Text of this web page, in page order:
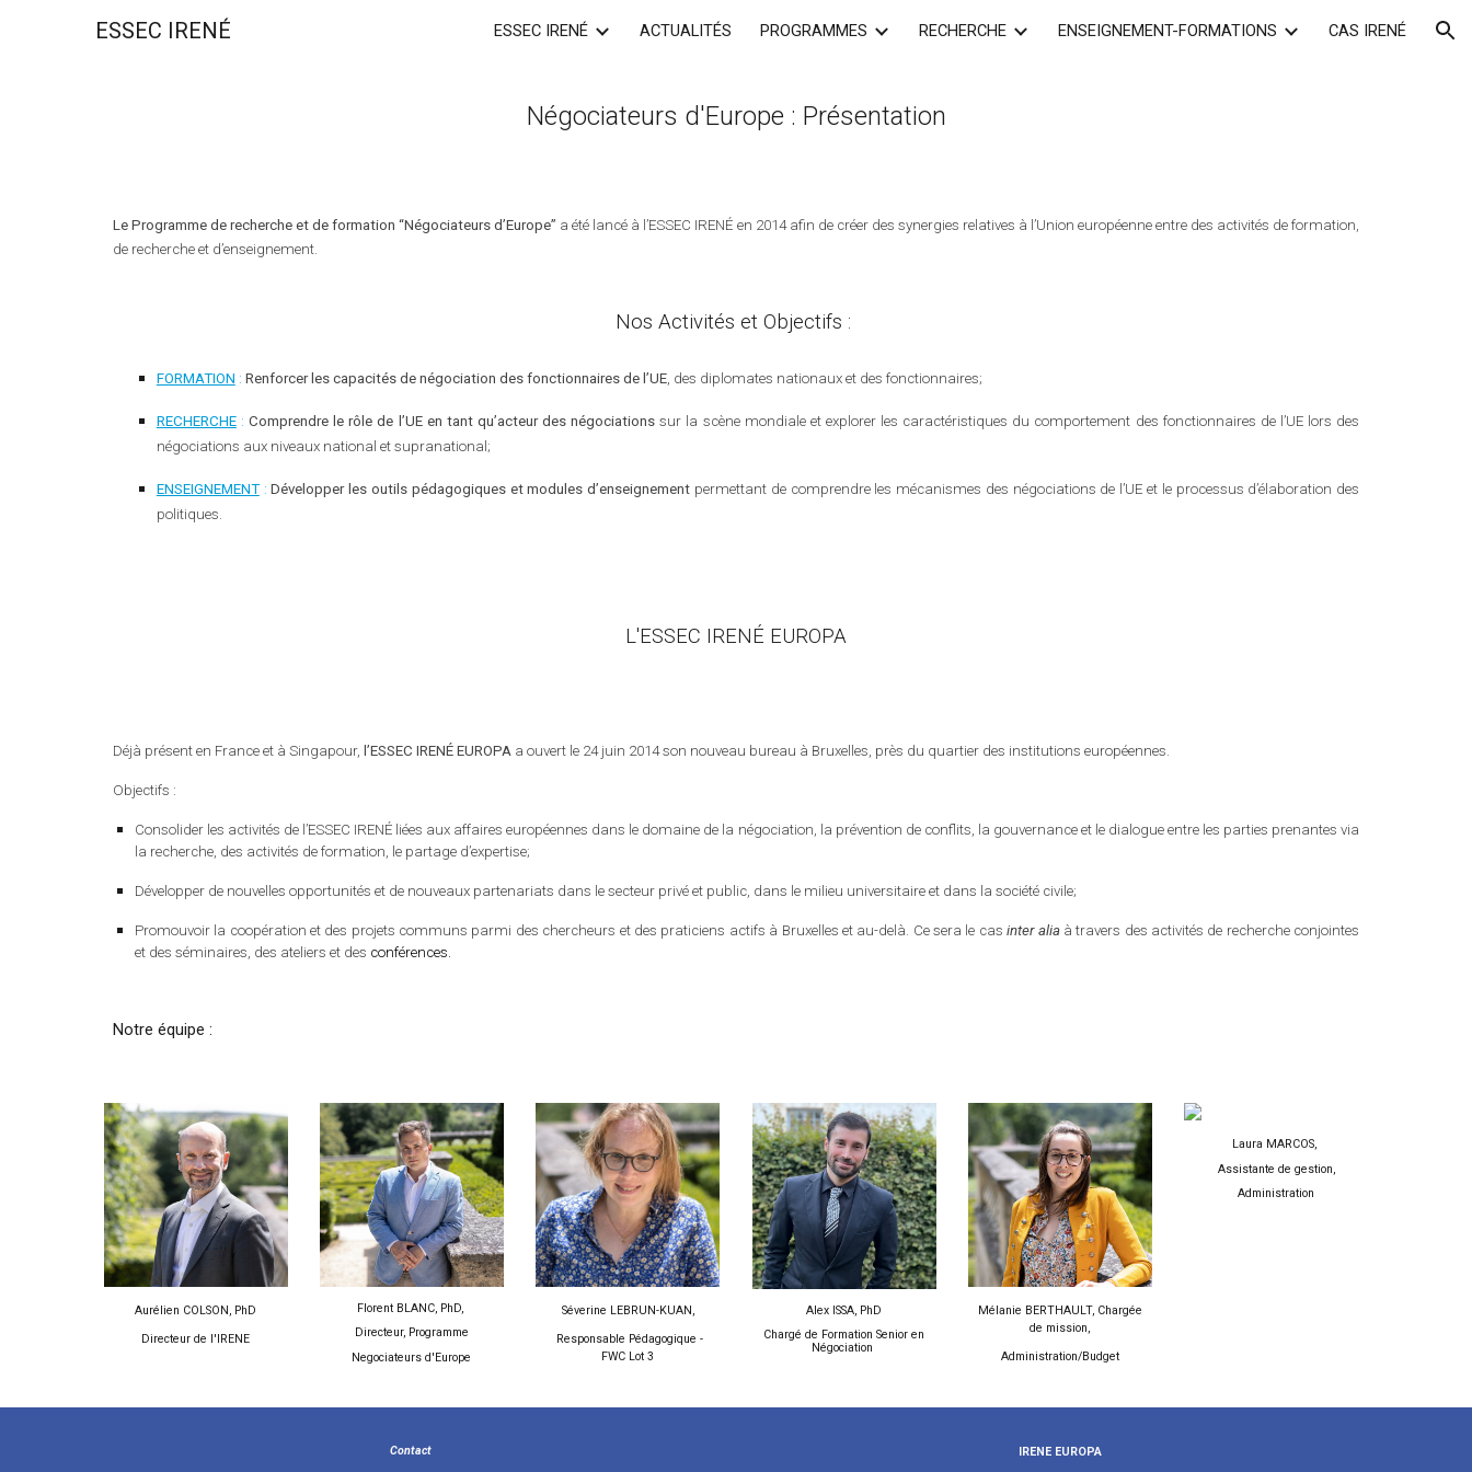
Skip to main content Skip to navigation
ESSEC IRENÉ ESSEC IRENÉ ACTUALITÉS PROGRAMMES RECHERCHE ENSEIGNEMENT-FORMATIONS CAS IRENÉ
Négociateurs d'Europe : Présentation
Le Programme de recherche et de formation “Négociateurs d’Europe” a été lancé à l’ESSEC IRENÉ en 2014 afin de créer des synergies relatives à l’Union européenne entre des activités de formation,
de recherche et d’enseignement.
Nos Activités et Objectifs :
FORMATION : Renforcer les capacités de négociation des fonctionnaires de l’UE, des diplomates nationaux et des fonctionnaires;
RECHERCHE: Comprendre le rôle de l’UE en tant qu’acteur des négociations sur la scène mondiale et explorer les caractéristiques du comportement des fonctionnaires de l’UE lors des
négociations aux niveaux national et supranational;
ENSEIGNEMENT : Développer les outils pédagogiques et modules d’enseignement permettant de comprendre les mécanismes des négociations de l’UE et le processus d’élaboration des
politiques.
L'ESSEC IRENÉ EUROPA
Déjà présent en France et à Singapour, l’ESSEC IRENÉ EUROPAa ouvert le 24 juin 2014 son nouveau bureau à Bruxelles, près du quartier des institutions européennes.
Objectifs :
Consolider les activités de l’ESSEC IRENÉ liées aux affaires européennes dans le domaine de la négociation, la prévention de conflits, la gouvernance et le dialogue entre les parties prenantes via
la recherche, des activités de formation, le partage d’expertise;
Développer de nouvelles opportunités et de nouveaux partenariats dans le secteur privé et public, dans le milieu universitaire et dans la société civile;
Promouvoir la coopération et des projets communs parmi des chercheurs et des praticiens actifs à Bruxelles et au-delà. Ce sera le casinter alia à travers des activités de recherche conjointes
et des séminaires, des ateliers et des conférences.
Notre équipe :
Aurélien COLSON, PhD
Directeur de l'IRENE
Florent BLANC, PhD,
Directeur, Programme
Negociateurs d'Europe
Séverine LEBRUN-KUAN,
Responsable Pédagogique -
FWC Lot 3
Alex ISSA, PhD
Chargé de Formation Senior en
Négociation
Mélanie BERTHAULT, Chargée
de mission,
Administration/Budget
Laura MARCOS,
Assistante de gestion,
Administration
Contact IRENE EUROPA